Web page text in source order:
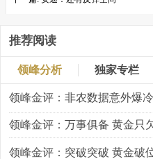
推荐阅读
领峰分析 独家专栏
领峰金评：突破突破 黄金破